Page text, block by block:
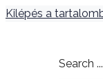
Kilépés a
Search ...